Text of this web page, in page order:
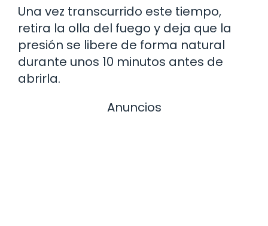
Una vez transcurrido este tiempo,
retira la olla del fuego y deja que la
presión se libere de forma natural
durante unos 10 minutos antes de
abrirla.
Anuncios